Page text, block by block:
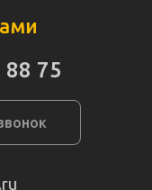
88 75